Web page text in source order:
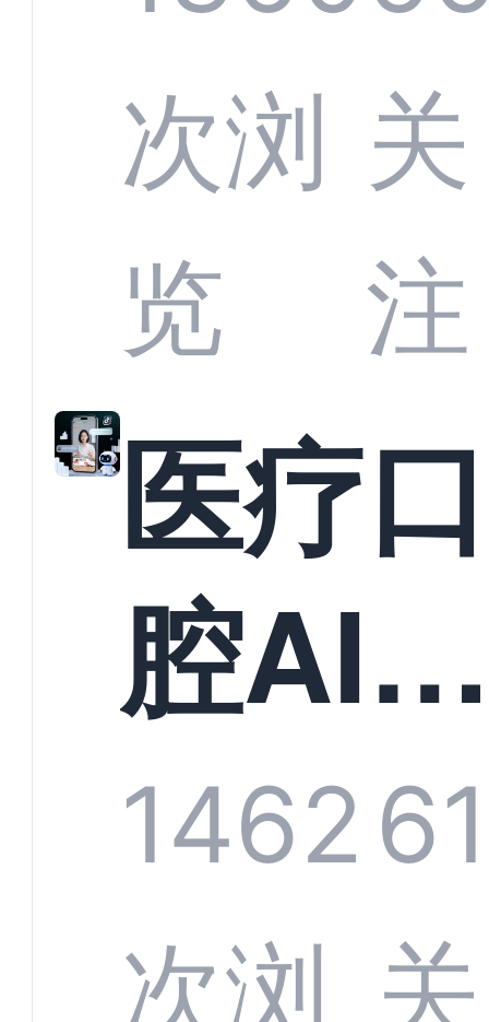
定义行
业标
准？
CRM
何助力
教育机
构实现
规模化
增长与
次浏
览
关
注
医疗口
腔AI
服系统
全渠道
1462
次浏
关